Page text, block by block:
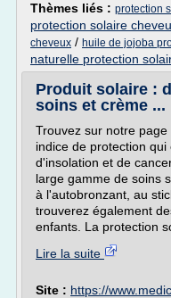
Thèmes liés : protection
protection solaire
cheveux / huile de jojoba
naturelle protection
Produit solaire :
soins et crème ...
Trouvez sur notre
indice de protection qui
d'insolation et de
large gamme de soins
à l'autobronzant, au
trouverez également
enfants. La protection
Lire la suite
Site : https://